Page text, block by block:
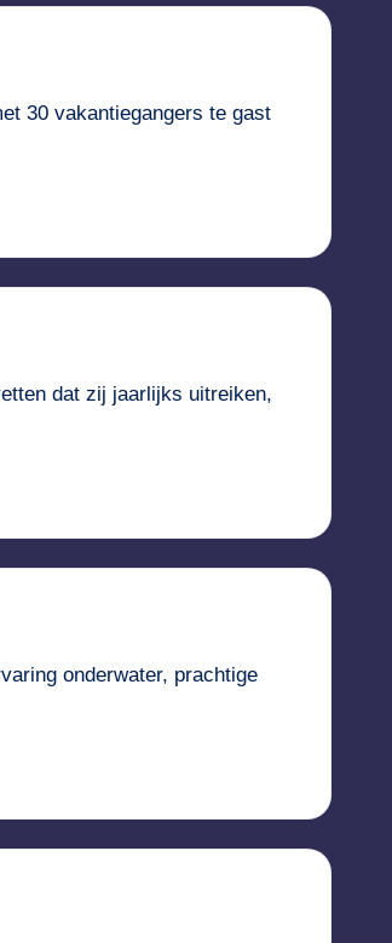
30 vakantiegangers te gast
dat zij jaarlijks uitreiken,
onderwater, prachtige